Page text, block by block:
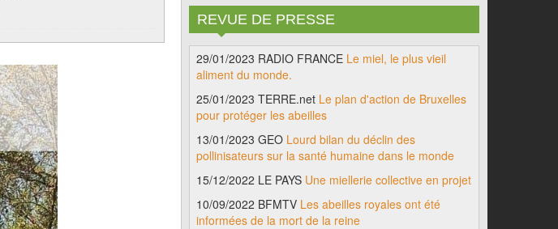
REVUE DE PRESSE
29/01/2023 RADIO FRANCE Le miel, le plus vieil
aliment du monde.
25/01/2023 TERRE.net Le plan d'action de Bruxelles
pour protéger les abeilles
13/01/2023 GEO Lourd bilan du déclin des
pollinisateurs sur la santé humaine dans le monde
15/12/2022 LE PAYS Une miellerie collective en projet
10/09/2022 BFMTV Les abeilles royales ont été
informées de la mort de la reine